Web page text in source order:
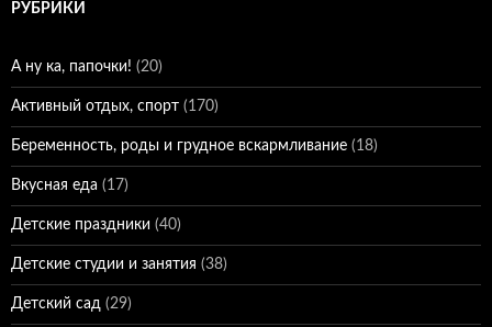
РУБРИКИ
А ну ка, папочки! (20)
Активный отдых, спорт (170)
Беременность, роды и грудное вскармливание (18)
Вкусная еда (17)
Детские праздники (40)
Детские студии и занятия (38)
Детский сад (29)